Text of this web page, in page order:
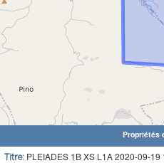
Propriétés
Titre: PLEIADES 1B XS L1A 2020-09-19